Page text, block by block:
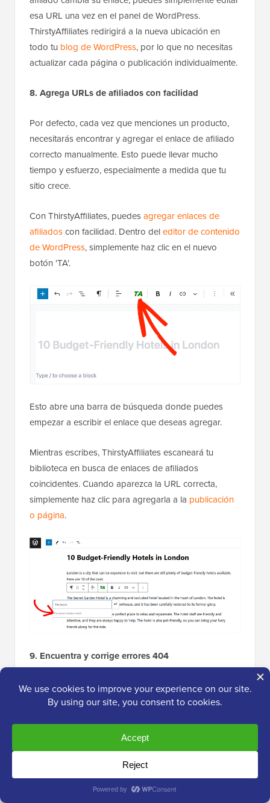
esa URL una vez en el panel de WordPress.
ThirstyAffiliates redirigirá a la nueva ubicación en
todo tu blog de WordPress, por lo que no necesitas
actualizar cada página o publicación individualmente.
8. Agrega URLs de afiliados con facilidad
Por defecto, cada vez que menciones un producto,
necesitarás encontrar y agregar el enlace de afiliado
correcto manualmente. Esto puede llevar mucho
tiempo y esfuerzo, especialmente a medida que tu
sitio crece.
Con ThirstyAffiliates, puedesagregar enlaces de
afiliadoscon facilidad. Dentro deleditor de contenido
de WordPress, simplemente haz clic en el nuevo
botón 'TA'.
Esto abre una barra de búsqueda donde puedes
empezar a escribir el enlace que deseas agregar.
Mientras escribes, ThirstyAffiliates escaneará tu
biblioteca en busca de enlaces de afiliados
coincidentes. Cuando aparezca la URL correcta,
simplemente haz clic para agregarla a la publicación
o página.
9. Encuentra y corrige errores 404
Los enlaces rotos son malas noticias para cualquier
sitio web, pero como comercializador afiliado, los
comercializador afiliado, necesitas un plugin de
gestión de enlaces queencuentre enlaces rotosantes
de que comiences a perder ingresos.
Cada vez que agregas un enlace, ThirstyAffiliates